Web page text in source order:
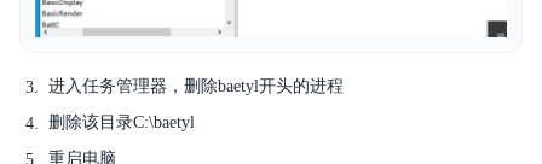
进入任务管理器，删除baetyl开头的进程
删除该目录C:\baetyl
重启电脑